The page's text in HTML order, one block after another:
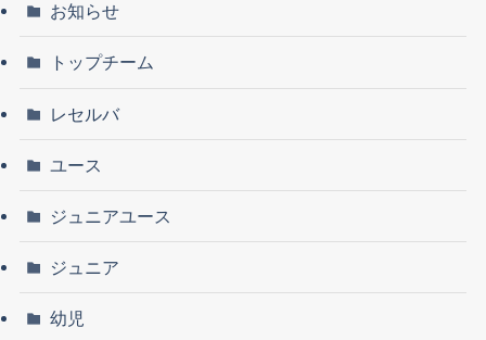
お知らせ
トップチーム
レセルバ
ユース
ジュニアユース
ジュニア
幼児